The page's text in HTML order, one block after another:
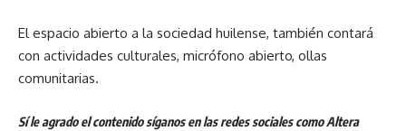
El espacio abierto a la sociedad huilense, también contará
con actividades culturales, micrófono abierto, ollas
comunitarias.
Sí le agrado el contenido síganos en las redes sociales como Altera